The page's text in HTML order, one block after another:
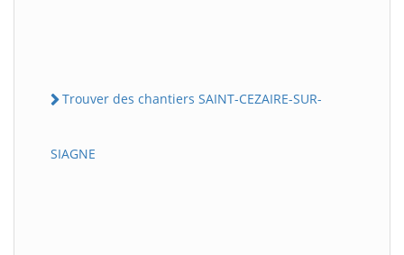
Trouver des chantiers SAINT-CEZAIRE-SUR-
SIAGNE